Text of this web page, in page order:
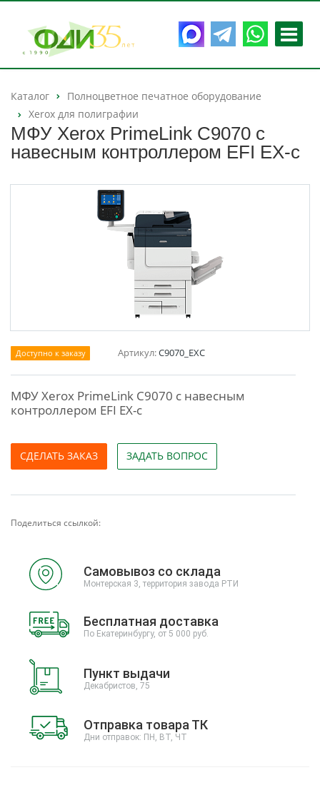
Каталог
Полноцветное печатное оборудование
Xerox для полиграфии
МФУ Xerox PrimeLink C9070 с
навесным контроллером EFI EX-c
Доступно к заказу Артикул:C9070_EXC
МФУ Xerox PrimeLink C9070 с навесным
контроллером EFI EX-c
СДЕЛАТЬ ЗАКАЗ ЗАДАТЬ ВОПРОС
Поделиться ссылкой:
Самовывоз со склада
Монтерская 3, территория завода РТИ
Бесплатная доставка
По Екатеринбургу, от 5 000 руб.
Пункт выдачи
Декабристов, 75
Отправка товара ТК
Дни отправок: ПН, ВТ, ЧТ